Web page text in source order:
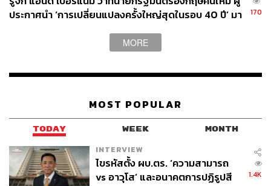
ดังนั้นคาดว่าธุรกิจธนาคารจะเห็นหนี้เสียชัดเจนหลังจากช่วง
ไตรมาส 1/63 และในไตรมาส 3/63 นี้จะเห็นการตั้งสำรองฯ
เพิ่มขึ้น อาจกระทบกำไรธุรกิจธนาคารยังลดลงเมื่อเทียบกับ
ประกาศนำ ‘การเปลี่ยนแปลงครั้งใหญ่สุดในรอบ 40 ปี’ มา
170
MORE
MOST POPULAR
TODAY WEEK MONTH
INTERVIEW
ไขรหัสตั้ง ผบ.ตร. ‘ความสามารถ
vs อาวุโส’ และอนาคตการปฏิรูปสี
1.4K